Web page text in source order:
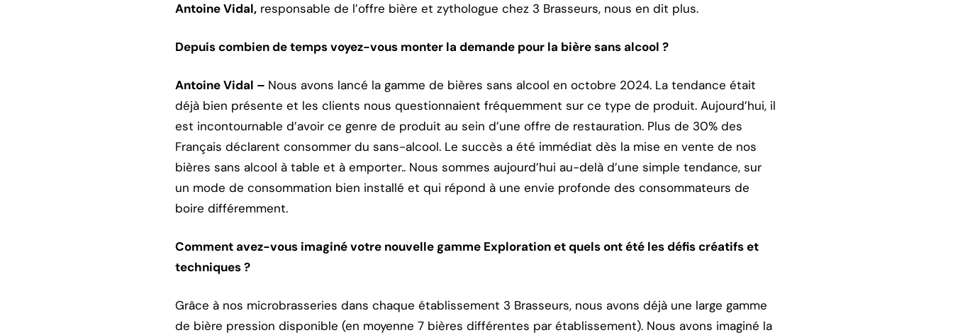
Antoine Vidal, responsable de l’offre bière et zythologue chez 3 Brasseurs, nous en dit plus.
Depuis combien de temps voyez-vous monter la demande pour la bière sans alcool ?
Antoine Vidal – Nous avons lancé la gamme de bières sans alcool en octobre 2024. La tendance était
déjà bien présente et les clients nous questionnaient fréquemment sur ce type de produit. Aujourd’hui, il
est incontournable d’avoir ce genre de produit au sein d’une offre de restauration. Plus de 30% des
Français déclarent consommer du sans-alcool. Le succès a été immédiat dès la mise en vente de nos
bières sans alcool à table et à emporter.. Nous sommes aujourd’hui au-delà d’une simple tendance, sur
un mode de consommation bien installé et qui répond à une envie profonde des consommateurs de
boire différemment.
Comment avez-vous imaginé votre nouvelle gamme Exploration et quels ont été les défis créatifs et
techniques ?
Grâce à nos microbrasseries dans chaque établissement 3 Brasseurs, nous avons déjà une large gamme
de bière pression disponible (en moyenne 7 bières différentes par établissement). Nous avons imaginé la